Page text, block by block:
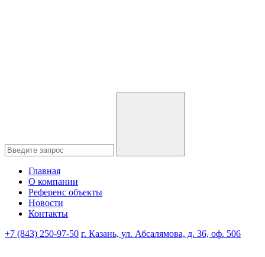
Главная
О компании
Референс объекты
Новости
Контакты
+7 (843) 250-97-50 г. Казань, ул. Абсалямова, д. 36, оф. 506